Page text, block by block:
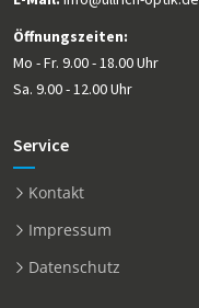
Öffnungszeiten:
Mo - Fr. 9.00 - 18.00 Uhr
Sa. 9.00 - 12.00 Uhr
Service
Kontakt
Impressum
Datenschutz